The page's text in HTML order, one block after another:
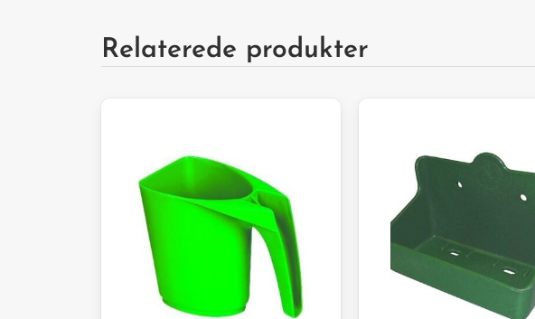
Relaterede produkter